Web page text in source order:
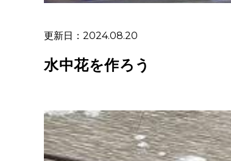
更新日：2024.08.20
水中花を作ろう